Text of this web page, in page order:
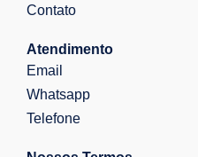
Contato
Atendimento
Email
Whatsapp
Telefone